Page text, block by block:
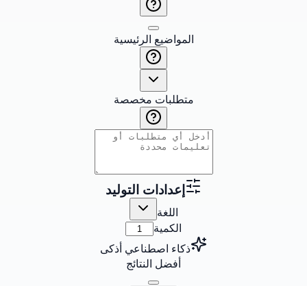
المواضيع الرئيسية
متطلبات مخصصة
إعدادات التوليد
اللغة
الكمية
ذكاء اصطناعي أذكى
أفضل النتائج